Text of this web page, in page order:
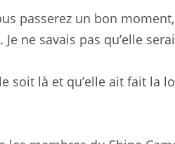
passerez un bon
ne savais pas qu’elle
soit là et qu’elle ait fait